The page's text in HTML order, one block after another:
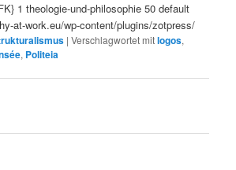
1 theologie-und-philosophie 50 default
at-work.eu/wp-content/plugins/zotpress/
|Verschlagwortet mitlogos,
, Politeia